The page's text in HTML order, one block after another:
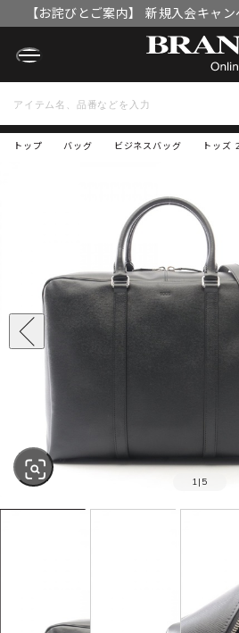
【お詫びとご案内】 新規入会キャ
OFFクーポン」付与漏れ
トップ トッズ
バッグ ビジネスバッグ
1 | 5